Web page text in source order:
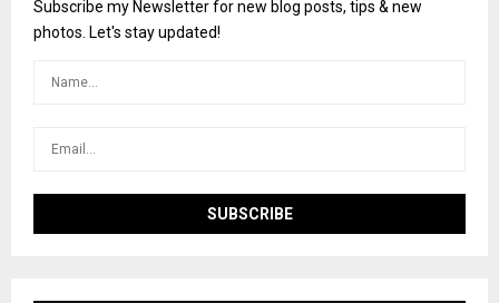
Subscribe my Newsletter for new blog posts, tips & new
photos. Let's stay updated!